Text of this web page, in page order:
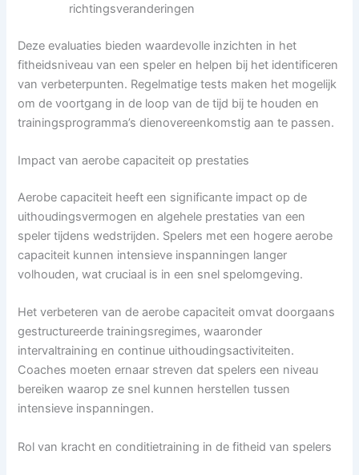
richtingsveranderingen
Deze evaluaties bieden waardevolle inzichten in het
fitheidsniveau van een speler en helpen bij het identificeren
van verbeterpunten. Regelmatige tests maken het mogelijk
om de voortgang in de loop van de tijd bij te houden en
trainingsprogramma’s dienovereenkomstig aan te passen.
Impact van aerobe capaciteit op prestaties
Aerobe capaciteit heeft een significante impact op de
uithoudingsvermogen en algehele prestaties van een
speler tijdens wedstrijden. Spelers met een hogere aerobe
capaciteit kunnen intensieve inspanningen langer
volhouden, wat cruciaal is in een snel spelomgeving.
Het verbeteren van de aerobe capaciteit omvat doorgaans
gestructureerde trainingsregimes, waaronder
intervaltraining en continue uithoudingsactiviteiten.
Coaches moeten ernaar streven dat spelers een niveau
bereiken waarop ze snel kunnen herstellen tussen
intensieve inspanningen.
Rol van kracht en conditietraining in de fitheid van spelers